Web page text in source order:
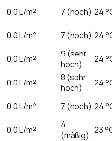
0,0L/m² 7 (hoch) 24
0,0L/m² 7 (hoch) 24
0,0L/m²
9 (sehr
hoch)
24
0,0L/m²
8 (sehr
hoch)
24
0,0L/m² 7 (hoch) 24
0,0L/m²
4
(mäßig) 23